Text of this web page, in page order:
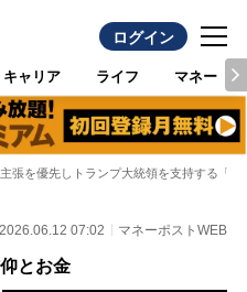
ログイン
キャリア ライフ マネー
張を優先しトランプ大統領を支持する「
2026.06.12 07:02 マネーポストWEB
とお金